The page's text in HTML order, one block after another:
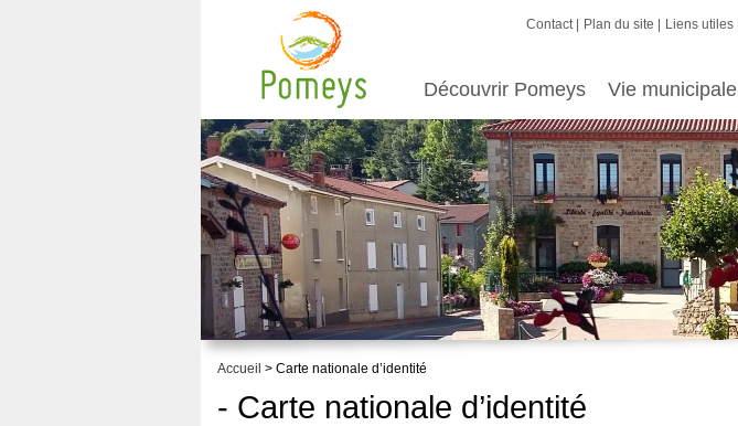
Contact Plan du site Liens utiles
Découvrir Pomeys Vie municipale
Accueil > Carte nationale d’identité
- Carte nationale d’identité